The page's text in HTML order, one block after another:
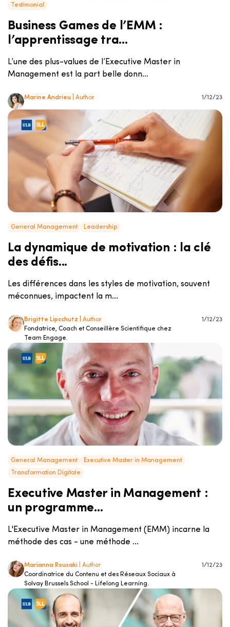
Testimonial
Business Games de l’EMM :
l’apprentissage tra...
L’une des plus-values de l’Executive Master in
Management est la part belle donn...
Marine Andrieu | Author 1/12/23
General Management Leadership
La dynamique de motivation : la clé
des défis...
Les différences dans les styles de motivation, souvent
méconnues, impactent la m...
Brigitte Lipschutz
| Author
Fondatrice, Coach et Conseillère Scientifique chez
Team Engage.
1/12/23
General Management
Executive Master in Management
Transformation Digitale
Executive Master in Management :
un programme...
L'Executive Master in Management (EMM) incarne la
méthode des cas - une méthode ...
Marianna Rousaki
| Author
Coordinatrice du Contenu et des Réseaux Sociaux à
Solvay Brussels School - Lifelong Learning.
1/12/23